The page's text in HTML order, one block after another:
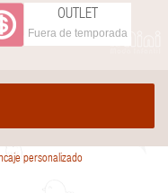
OUTLET
Fuera de temporada
personalizado